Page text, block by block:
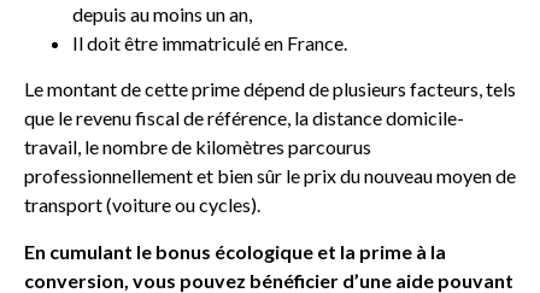
depuis au moins un an,
Il doit être immatriculé en France.
Le montant de cette prime dépend de plusieurs facteurs, tels
que le revenu fiscal de référence, la distance domicile-
travail, le nombre de kilomètres parcourus
professionnellement et bien sûr le prix du nouveau moyen de
transport (voiture ou cycles).
En cumulant le bonus écologique et la prime à la
conversion, vous pouvez bénéficier d’une aide pouvant